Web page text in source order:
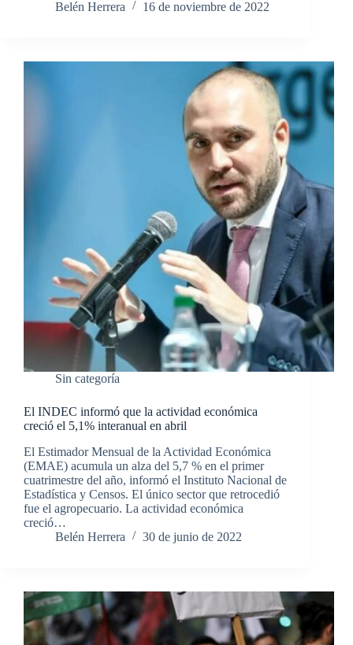
Belén Herrera
16 de noviembre de 2022
Sin categoría
El INDEC informó que la actividad económica
creció el 5,1% interanual en abril
El Estimador Mensual de la Actividad Económica
(EMAE) acumula un alza del 5,7 % en el primer
cuatrimestre del año, informó el Instituto Nacional de
Estadística y Censos. El único sector que retrocedió
fue el agropecuario. La actividad económica
creció…
Belén Herrera
30 de junio de 2022